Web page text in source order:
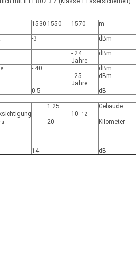
1530 1550 1570 m
-3 dBm
- 24
Jahre.
dBm
- 40
dBm
- 25
Jahre.
dBm
0.5
dB
1.25
Gebäude
10- 12
20 Kilometer
14 dB